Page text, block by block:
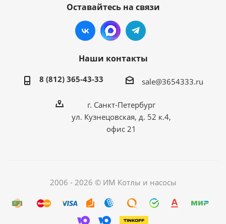
Оставайтесь на связи
Наши контакты
8 (812) 365-43-33 sale@3654333.ru
г. Санкт-Петербург
ул. Кузнецовская, д. 52 к.4,
офис 21
2006 - 2026 © ИМ Котлы и насосы